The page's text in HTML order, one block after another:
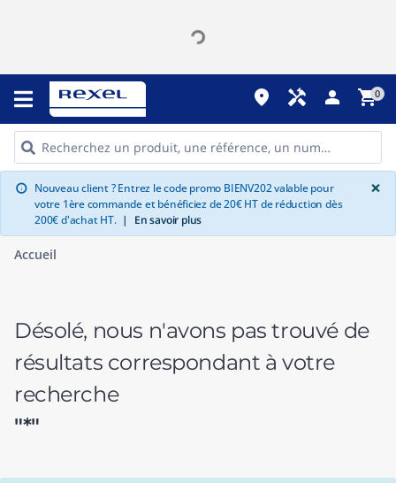
place handyman person shopping_cart0
info Nouveau client ? Entrez le code promo BIENV202 valable pour
votre 1ère commande et bénéficiez de 20€ HT de réduction dès
200€ d'achat HT. | En savoir plus
×
Accueil
Désolé, nous n'avons pas trouvé de
résultats correspondant à votre
recherche
"*"